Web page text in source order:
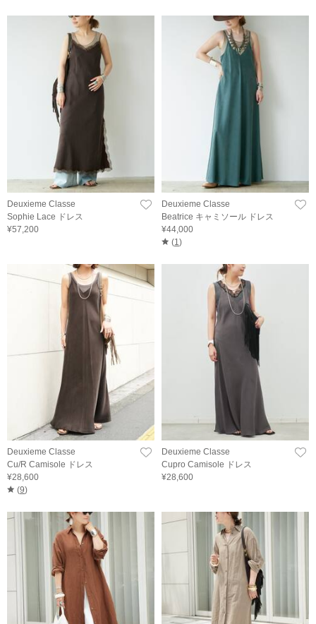
Deuxieme Classe
Sophie Lace ドレス
¥57,200
Deuxieme Classe
Beatrice キャミソール ドレス
¥44,000
(1)
Deuxieme Classe
Cu/R Camisole ドレス
¥28,600
(9)
Deuxieme Classe
Cupro Camisole ドレス
¥28,600